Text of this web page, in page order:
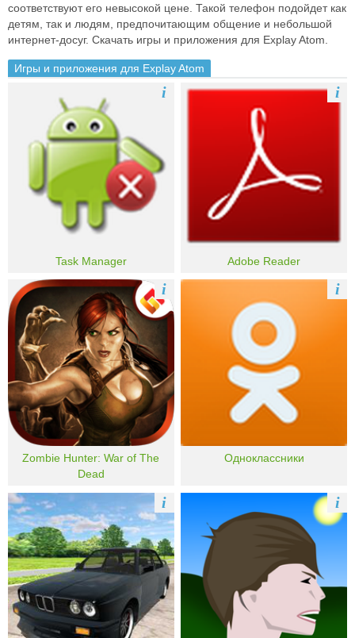
соответствуют его невысокой цене. Такой телефон подойдет как
детям, так и людям, предпочитающим общение и небольшой
интернет-досуг. Скачать игры и приложения для Explay Atom.
Игры и приложения для Explay Atom
Task Manager
i
Adobe Reader
i
Zombie Hunter: War of The
Dead
i
Одноклассники
i
i i